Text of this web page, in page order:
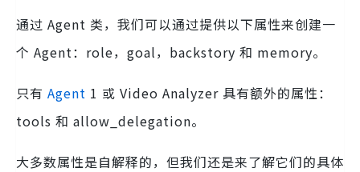
通过 Agent 类，我们可以通过提供以下属性来创建一
个 Agent：role，goal，backstory 和 memory。
只有 Agent 1 或 Video Analyzer 具有额外的属性：
tools 和 allow_delegation。
大多数属性是自解释的，但我们还是来了解它们的具体